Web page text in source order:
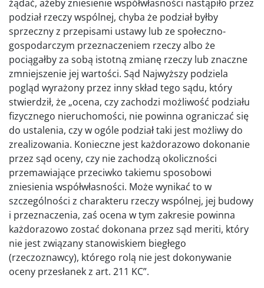
żądać, ażeby zniesienie współwłasności nastąpiło przez
podział rzeczy wspólnej, chyba że podział byłby
sprzeczny z przepisami ustawy lub ze społeczno-
gospodarczym przeznaczeniem rzeczy albo że
pociągałby za sobą istotną zmianę rzeczy lub znaczne
zmniejszenie jej wartości. Sąd Najwyższy podziela
pogląd wyrażony przez inny skład tego sądu, który
stwierdził, że „ocena, czy zachodzi możliwość podziału
fizycznego nieruchomości, nie powinna ograniczać się
do ustalenia, czy w ogóle podział taki jest możliwy do
zrealizowania. Konieczne jest każdorazowo dokonanie
przez sąd oceny, czy nie zachodzą okoliczności
przemawiające przeciwko takiemu sposobowi
zniesienia współwłasności. Może wynikać to w
szczególności z charakteru rzeczy wspólnej, jej budowy
i przeznaczenia, zaś ocena w tym zakresie powinna
każdorazowo zostać dokonana przez sąd meriti, który
nie jest związany stanowiskiem biegłego
(rzeczoznawcy), którego rolą nie jest dokonywanie
oceny przesłanek z art. 211 KC”.